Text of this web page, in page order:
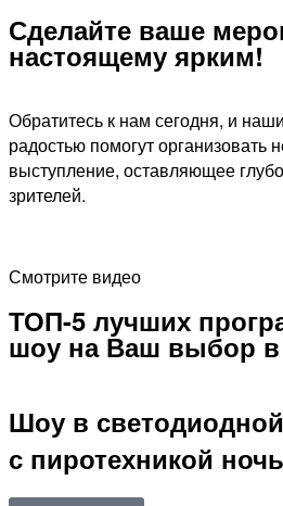
Сделайте ваше
настоящему ярким!​
Обратитесь к нам сегодня, и
радостью помогут организовать
выступление, оставляющее
зрителей.
Смотрите видео
ТОП-5 лучших
шоу на Ваш выбор в
Шоу в
с пиротехникой